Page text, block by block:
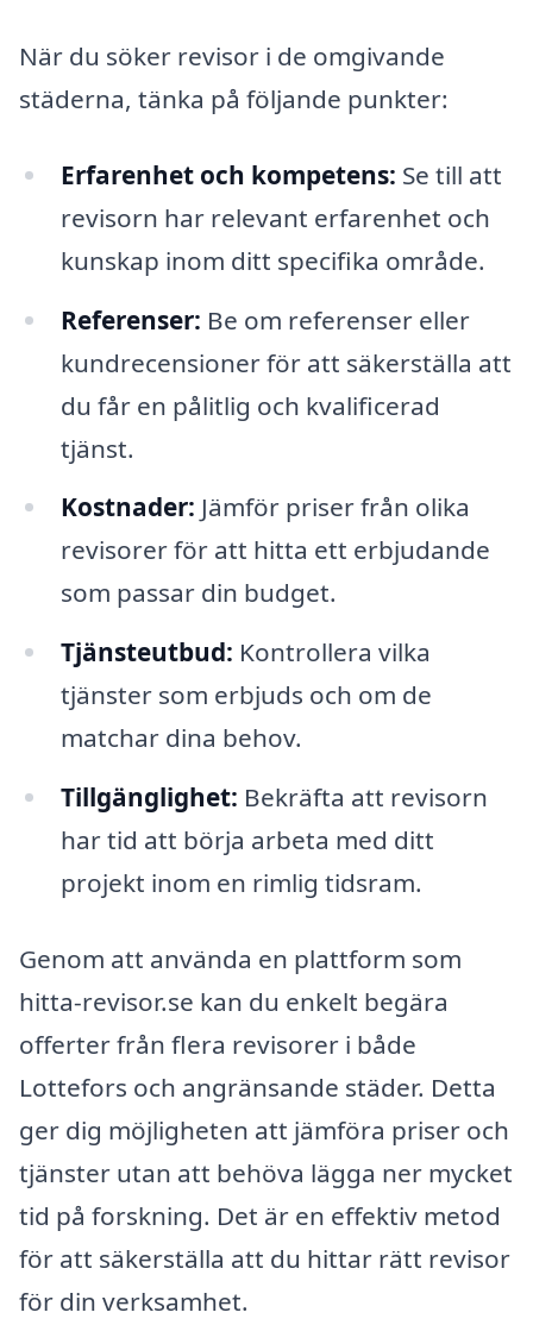
När du söker revisor i de omgivande
städerna, tänka på följande punkter:
Erfarenhet och kompetens: Se till att
revisorn har relevant erfarenhet och
kunskap inom ditt specifika område.
Referenser: Be om referenser eller
kundrecensioner för att säkerställa att
du får en pålitlig och kvalificerad
tjänst.
Kostnader: Jämför priser från olika
revisorer för att hitta ett erbjudande
som passar din budget.
Tjänsteutbud: Kontrollera vilka
tjänster som erbjuds och om de
matchar dina behov.
Tillgänglighet: Bekräfta att revisorn
har tid att börja arbeta med ditt
projekt inom en rimlig tidsram.
Genom att använda en plattform som
hitta-revisor.se kan du enkelt begära
offerter från flera revisorer i både
Lottefors och angränsande städer. Detta
ger dig möjligheten att jämföra priser och
tjänster utan att behöva lägga ner mycket
tid på forskning. Det är en effektiv metod
för att säkerställa att du hittar rätt revisor
för din verksamhet.